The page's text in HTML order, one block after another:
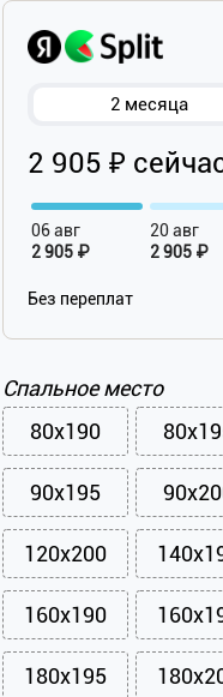
2 месяца
2 905 ₽
06 авг
2 905 ₽
20 авг
2 905 ₽
Без переплат
Спальное место
80x190
90x195
120x200
160x190
180x195